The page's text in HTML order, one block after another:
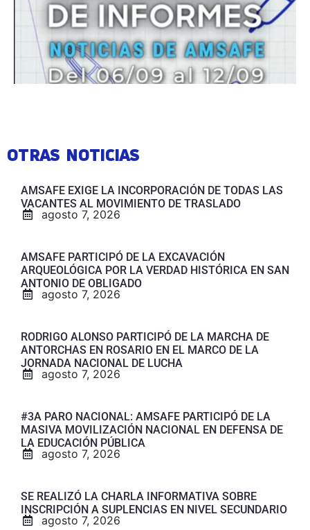
OTRAS NOTICIAS
AMSAFE EXIGE LA INCORPORACIÓN DE TODAS LAS
VACANTES AL MOVIMIENTO DE TRASLADO
agosto 7, 2026
AMSAFE PARTICIPÓ DE LA EXCAVACIÓN
ARQUEOLÓGICA POR LA VERDAD HISTÓRICA EN SAN
ANTONIO DE OBLIGADO
agosto 7, 2026
RODRIGO ALONSO PARTICIPÓ DE LA MARCHA DE
ANTORCHAS EN ROSARIO EN EL MARCO DE LA
JORNADA NACIONAL DE LUCHA
agosto 7, 2026
#3A PARO NACIONAL: AMSAFE PARTICIPÓ DE LA
MASIVA MOVILIZACIÓN NACIONAL EN DEFENSA DE
LA EDUCACIÓN PÚBLICA
agosto 7, 2026
SE REALIZÓ LA CHARLA INFORMATIVA SOBRE
INSCRIPCIÓN A SUPLENCIAS EN NIVEL SECUNDARIO
agosto 7, 2026